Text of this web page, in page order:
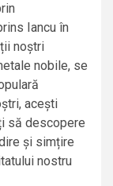
Iancu în
noștri
nobile, se
acești
să descopere
și simțire
nostru